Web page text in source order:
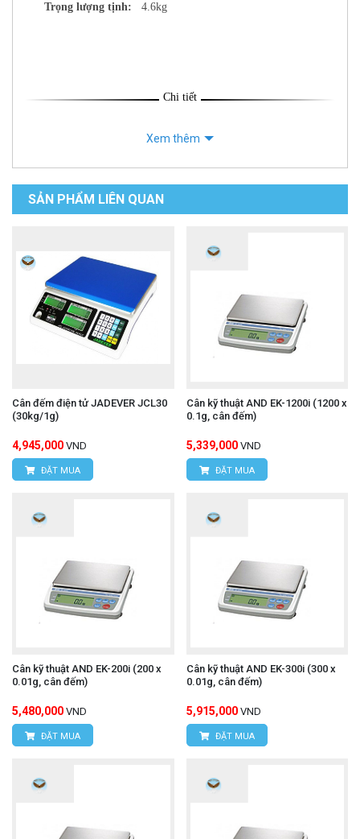
Trọng lượng tịnh: 4.6kg
Chi tiết
Xem thêm
SẢN PHẨM LIÊN QUAN
Cân đếm điện tử JADEVER JCL30
(30kg/1g)
4,945,000 VND
ĐẶT MUA
Cân kỹ thuật AND EK-1200i (1200 x
0.1g, cân đếm)
5,339,000 VND
ĐẶT MUA
Cân kỹ thuật AND EK-200i (200 x
0.01g, cân đếm)
5,480,000 VND
ĐẶT MUA
Cân kỹ thuật AND EK-300i (300 x
0.01g, cân đếm)
5,915,000 VND
ĐẶT MUA